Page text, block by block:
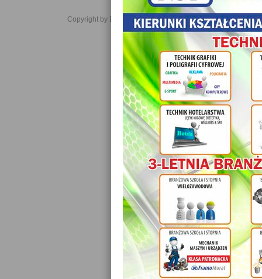
Copyright by Daniel JabĹoĹski 2006-2021. All rights